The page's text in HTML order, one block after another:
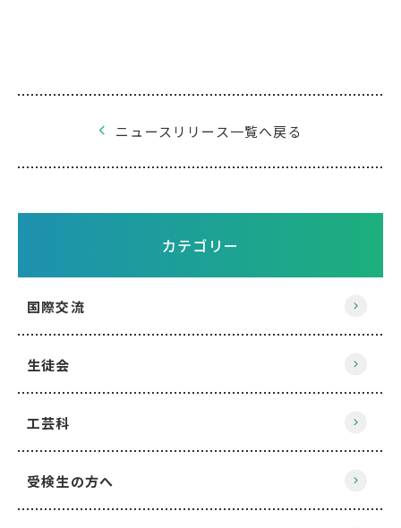
ニュースリリース一覧へ戻る
カテゴリー
国際交流
生徒会
工芸科
受検生の方へ